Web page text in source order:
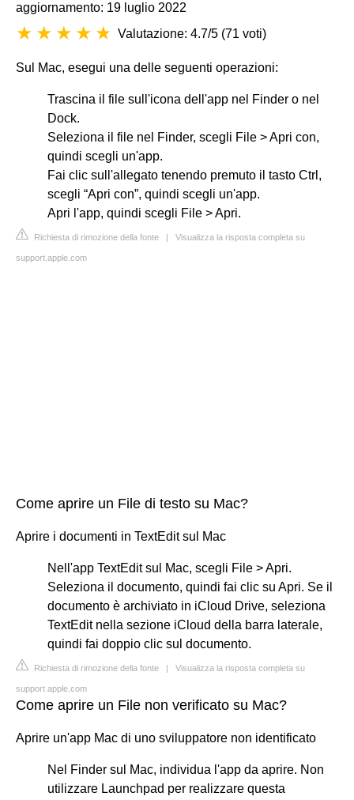
aggiornamento: 19 luglio 2022
Valutazione: 4.7/5 (71 voti)
Sul Mac, esegui una delle seguenti operazioni:
Trascina il file sull'icona dell'app nel Finder o nel
Dock.
Seleziona il file nel Finder, scegli File > Apri con,
quindi scegli un'app.
Fai clic sull'allegato tenendo premuto il tasto Ctrl,
scegli “Apri con”, quindi scegli un'app.
Apri l'app, quindi scegli File > Apri.
Richiesta di rimozione della fonte | Visualizza la risposta completa su
support.apple.com
Come aprire un File di testo su Mac?
Aprire i documenti in TextEdit sul Mac
Nell'app TextEdit sul Mac, scegli File > Apri.
Seleziona il documento, quindi fai clic su Apri. Se il
documento è archiviato in iCloud Drive, seleziona
TextEdit nella sezione iCloud della barra laterale,
quindi fai doppio clic sul documento.
Richiesta di rimozione della fonte | Visualizza la risposta completa su
support.apple.com
Come aprire un File non verificato su Mac?
Aprire un'app Mac di uno sviluppatore non identificato
Nel Finder sul Mac, individua l'app da aprire. Non
utilizzare Launchpad per realizzare questa